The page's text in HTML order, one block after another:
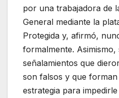
por una trabajadora de
General mediante la
Protegida y, afirmó,
formalmente.
señalamientos que
son falsos y que
estrategia para